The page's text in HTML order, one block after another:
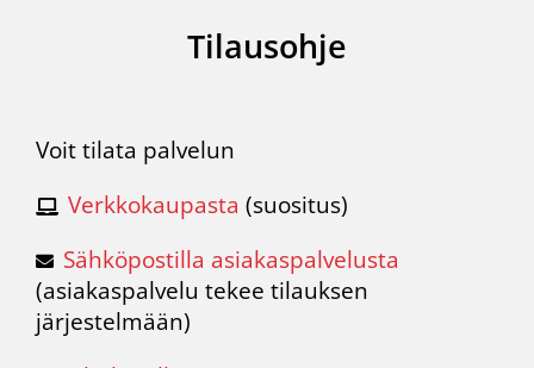
Tilausohje
Voit tilata palvelun
Verkkokaupasta (suositus)
Sähköpostilla asiakaspalvelusta
(asiakaspalvelu tekee tilauksen
järjestelmään)